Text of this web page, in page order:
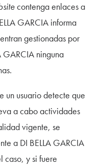
contenga enlaces a
GARCIA informa
gestionadas por
GARCIA ninguna
un usuario detecte que
a cabo actividades
vigente, se
a DI BELLA GARCIA
caso, y si fuere